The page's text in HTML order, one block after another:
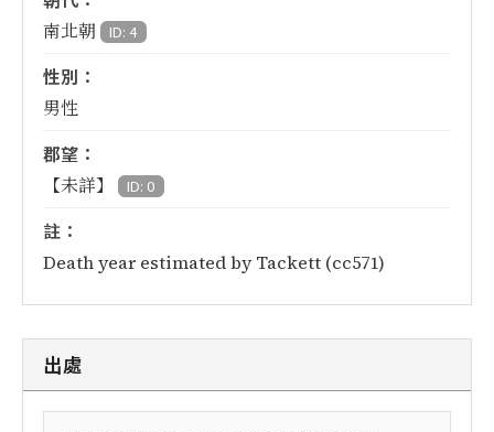
南北朝 ID: 4
性別：
男性
郡望：
【未詳】 ID: 0
註：
Death year estimated by Tackett (cc571)
出處